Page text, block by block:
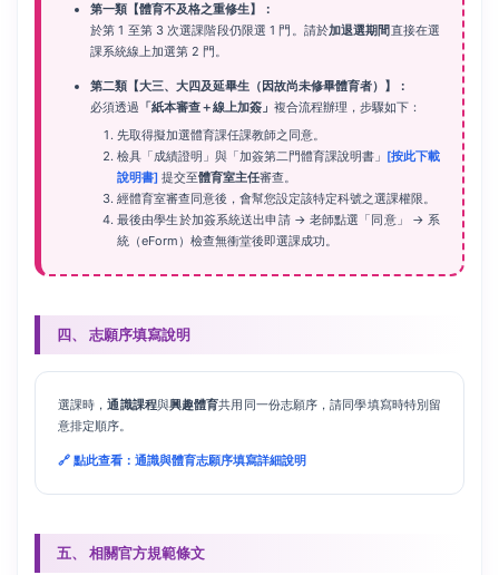
第一類【體育不及格之重修生】：
於第 1 至第 3 次選課階段仍限選 1 門。請於加退選期間直接在選
課系統線上加選第 2 門。
第二類【大三、大四及延畢生（因故尚未修畢體育者）】：
必須透過 「紙本審查＋線上加簽」 複合流程辦理，步驟如下：
先取得擬加選體育課任課教師之同意。
檢具「成績證明」與「加簽第二門體育課說明書」 [按此下載
說明書] 提交至體育室主任審查。
經體育室審查同意後，會幫您設定該特定科號之選課權限。
最後由學生於加簽系統送出申請 → 老師點選「同意」 → 系
統（eForm）檢查無衝堂後即選課成功。
四、 志願序填寫說明
選課時，通識課程與興趣體育共用同一份志願序，請同學填寫時特別留
意排定順序。
🔗 點此查看：通識與體育志願序填寫詳細說明
五、 相關官方規範條文